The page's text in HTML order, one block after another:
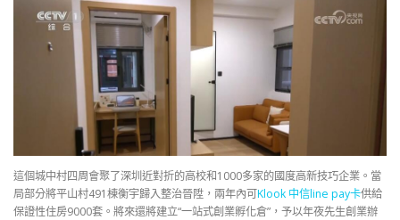
這個城中村四周會聚了深圳近對折的高校和1000多家的國度高新技巧企業。當
局部分將平山村491棟衡宇歸入整治晉陞，兩年內可Klook 中信line pay卡供給
保證性住房9000套。將來還將建立“一站式創業孵化倉”，予以年夜先生創業辦